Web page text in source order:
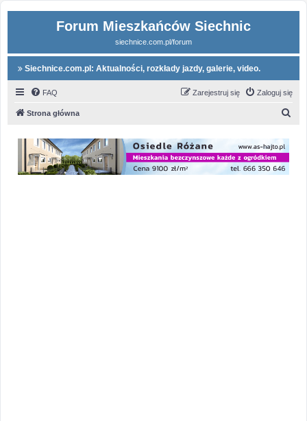
Forum Mieszkańców Siechnic
siechnice.com.pl/forum
Siechnice.com.pl: Aktualności, rozkłady jazdy, galerie, video.
FAQ Zaloguj się
Zarejestruj się
Strona główna